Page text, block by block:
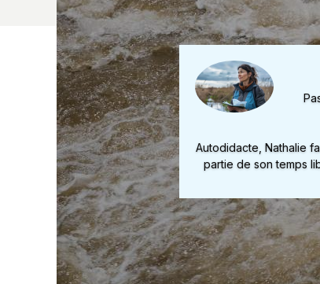
Autodidacte, Nathalie
partie de son temps